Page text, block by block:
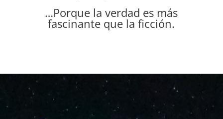
…Porque la verdad es más
fascinante que la ficción.